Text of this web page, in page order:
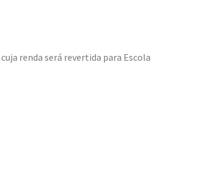
cuja renda será revertida para Escola